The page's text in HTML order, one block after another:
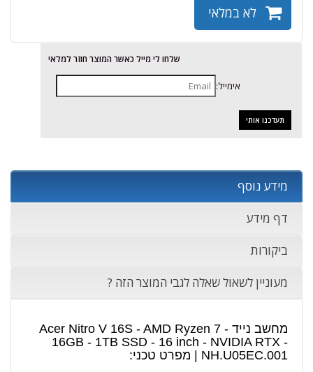
לא במלאי
שלחו לי מייל כאשר המוצר חוזר למלאי
אימייל:
מידע נוסף
דף מידע
ביקורות
מעוניין לשאול שאלה לגבי המוצר הזה ?
מחשב נייד Acer Nitro V 16S - AMD Ryzen 7 -
16GB - 1TB SSD - 16 inch - NVIDIA RTX -
NH.U05EC.001 | מפרט טכני: